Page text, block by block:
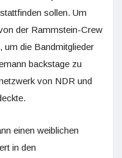
sollen. Um
der Rammstein-Crew
um die Bandmitglieder
backstage zu
von NDR und
einen weiblichen
in den